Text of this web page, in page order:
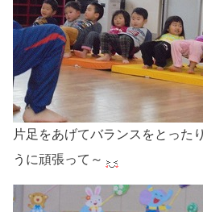
片足をあげてバランスをとった
うに頑張って～